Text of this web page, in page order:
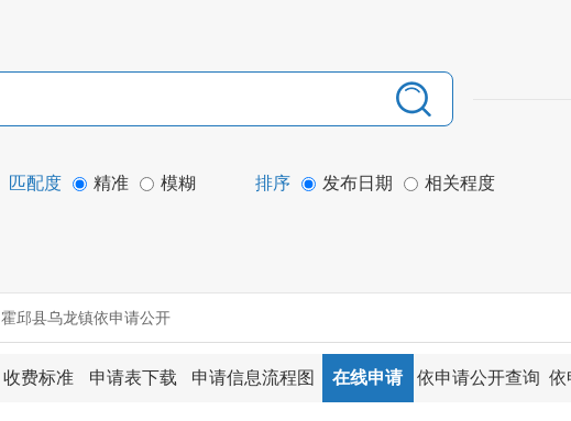
匹配度 精准 模糊 排序 发布日期 相关程度
霍邱县乌龙镇依申请公开
收费标准 申请表下载 申请信息流程图 在线申请 依申请公开查询 依